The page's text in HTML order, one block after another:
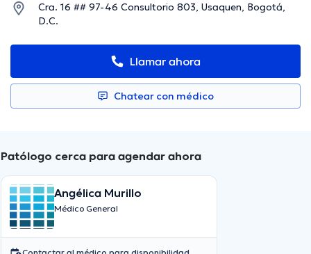
Cra. 16 ## 97-46 Consultorio 803, Usaquen, Bogotá,
D.C.
Llamar ahora
Chatear con médico
Patólogo cerca para agendar ahora
Angélica Murillo
Médico General